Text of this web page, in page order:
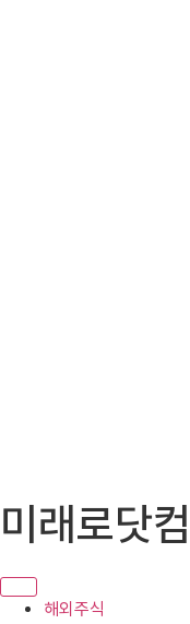
텐
로
미래로닷컴
해외주식